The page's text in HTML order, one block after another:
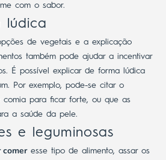
com o sabor.
lúdica
de vegetais e a explicação
também pode ajudar a incentivar
É possível explicar de forma lúdica
Por exemplo, pode-se citar o
comia para ficar forte, ou que as
a saúde da pele.
e leguminosas
comeresse tipo de alimento, assar os